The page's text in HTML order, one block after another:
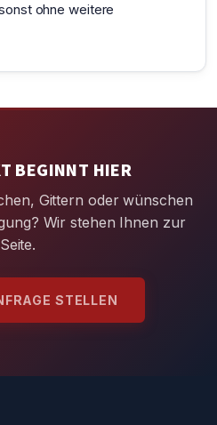
ohne weitere
BEGINNT HIER
Gittern oder wünschen
Wir stehen Ihnen zur
Seite.
STELLEN